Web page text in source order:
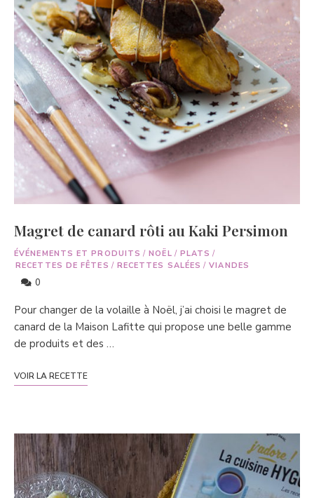
Magret de canard rôti au Kaki Persimon
ÉVÉNEMENTS ET PRODUITS / NOËL / PLATS /
RECETTES DE FÊTES / RECETTES SALÉES / VIANDES
0
Pour changer de la volaille à Noël, j’ai choisi le magret de
canard de la Maison Lafitte qui propose une belle gamme
de produits et des …
VOIR LA RECETTE